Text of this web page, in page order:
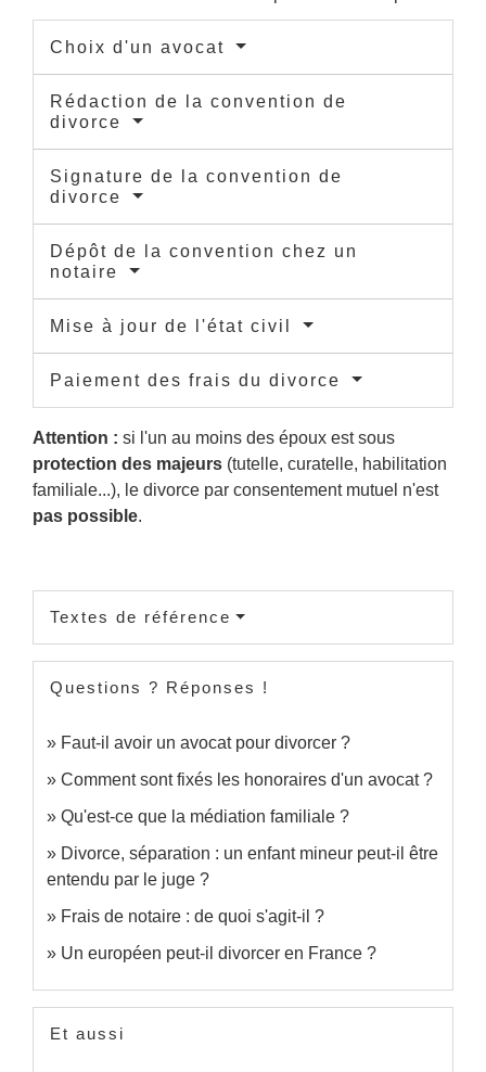
Choix d'un avocat
Rédaction de la convention de
divorce
Signature de la convention de
divorce
Dépôt de la convention chez un
notaire
Mise à jour de l'état civil
Paiement des frais du divorce
Attention : si l'un au moins des époux est sous
protection des majeurs (tutelle, curatelle, habilitation
familiale...), le divorce par consentement mutuel n'est
pas possible.
Textes de référence
Questions ? Réponses !
Faut-il avoir un avocat pour divorcer ?
Comment sont fixés les honoraires d'un avocat ?
Qu'est-ce que la médiation familiale ?
Divorce, séparation : un enfant mineur peut-il être
entendu par le juge ?
Frais de notaire : de quoi s'agit-il ?
Un européen peut-il divorcer en France ?
Et aussi